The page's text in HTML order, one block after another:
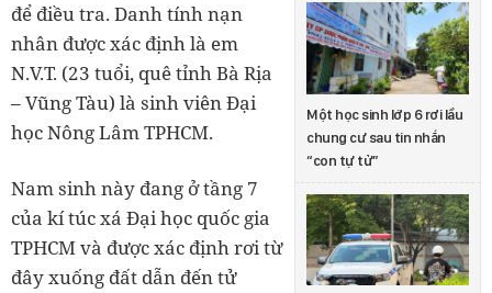
Một học sinh lớp 6 rơi lầu
chung cư sau tin nhắn
“con tự tử”
để điều tra. Danh tính nạn
nhân được xác định là em
N.V.T. (23 tuổi, quê tỉnh Bà Rịa
– Vũng Tàu) là sinh viên Đại
học Nông Lâm TPHCM.
Nam sinh này đang ở tầng 7
của kí túc xá Đại học quốc gia
TPHCM và được xác định rơi từ
đây xuống đất dẫn đến tử